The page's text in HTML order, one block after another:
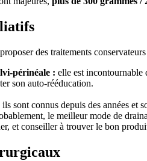
des traitements
périnéale : elle est incontournable
son auto-rééducation.
ils sont connus depuis des années et
le meilleur mode de
et conseiller à trouver le bon